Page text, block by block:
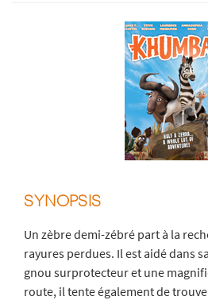
SYNOPSIS
Un zèbre demi-zébré part à la
rayures perdues. Il est aidé dans
gnou surprotecteur et une
route, il tente également de